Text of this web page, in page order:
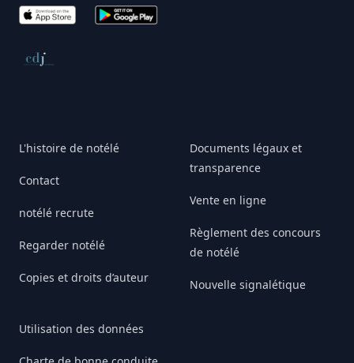
App Store Google Play
Conseil de déontologie journalistique
L'histoire de notélé
Contact
notélé recrute
Regarder notélé
Copies et droits d’auteur
Utilisation des données
Documents légaux et
transparence
Vente en ligne
Règlement des concours
de notélé
Nouvelle signalétique